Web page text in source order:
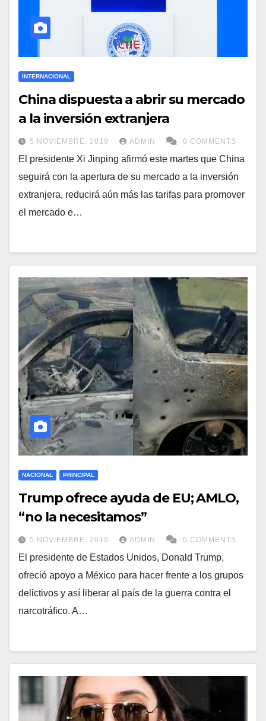
INTERNACIONAL
China dispuesta a abrir su mercado
a la inversión extranjera
5 NOVIEMBRE, 2019 ADMIN 0 COMMENTS
El presidente Xi Jinping afirmó este martes que China
seguirá con la apertura de su mercado a la inversión
extranjera, reducirá aún más las tarifas para promover
el mercado e…
NACIONAL PRINCIPAL
Trump ofrece ayuda de EU; AMLO,
“no la necesitamos”
5 NOVIEMBRE, 2019 ADMIN 0 COMMENTS
El presidente de Estados Unidos, Donald Trump,
ofreció apoyo a México para hacer frente a los grupos
delictivos y así liberar al país de la guerra contra el
narcotráfico. A…